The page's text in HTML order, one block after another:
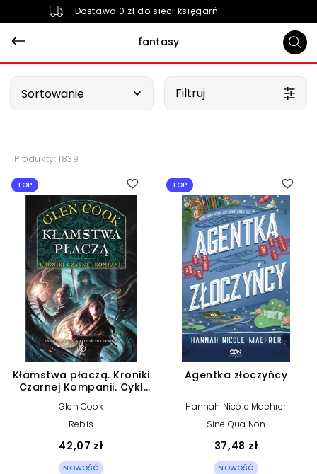
Dostawa 0 zł do sieci księgarń
fantasy
Sortowanie Filtruj
Produkty: 1839
TOP
Kłamstwa płaczą. Kroniki
Czarnej Kompanii. Cykl
1
Glen Cook
Rebis
42,07 zł
NOWOŚĆ
TOP
Agentka złoczyńcy
Hannah Nicole Maehrer
Sine Qua Non
37,48 zł
NOWOŚĆ